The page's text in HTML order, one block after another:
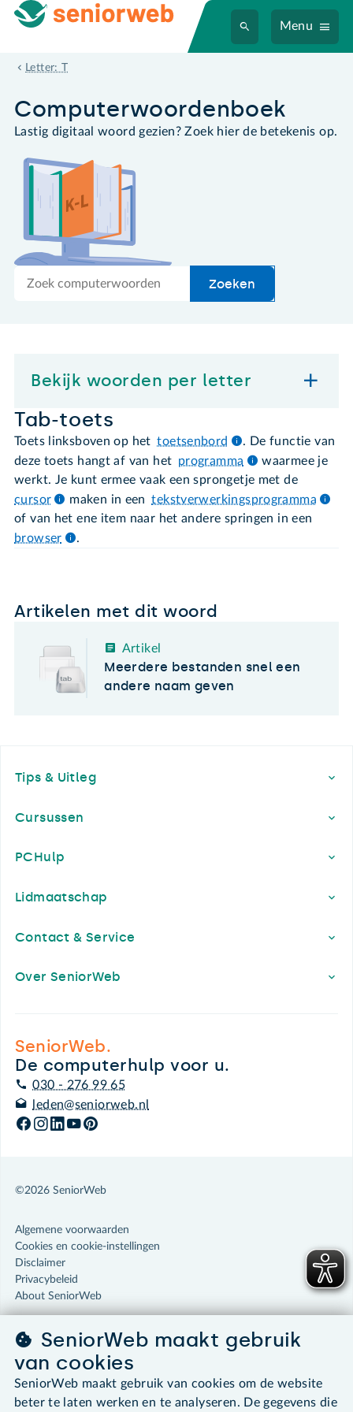
Menu
Letter: T
Tab-toets
Computer­woordenboek
Lastig digitaal woord gezien? Zoek hier de betekenis op.
Zoek
Zoeken
Bekijk woorden per letter
Tab-toets
Toets linksboven op het toetsenbord
. De functie van
deze toets hangt af van het programma
waarmee je
werkt. Je kunt ermee vaak een sprongetje met de
cursor
maken in een tekstverwerkingsprogramma
of van het ene item naar het andere springen in een
browser
.
Artikelen met dit woord
Artikel
Meerdere bestanden snel een
andere naam geven
Tips & Uitleg
Cursussen
PCHulp
Lidmaatschap
Contact & Service
Over SeniorWeb
SeniorWeb.
De computerhulp voor u.
030 - 276 99 65
leden@seniorweb.nl
©2026 SeniorWeb
Algemene voorwaarden
Cookies en cookie-instellingen
Disclaimer
Privacybeleid
About SeniorWeb
SeniorWeb maakt gebruik
van cookies
SeniorWeb maakt gebruik van cookies om de website
beter te laten werken en te analyseren. De gegevens die